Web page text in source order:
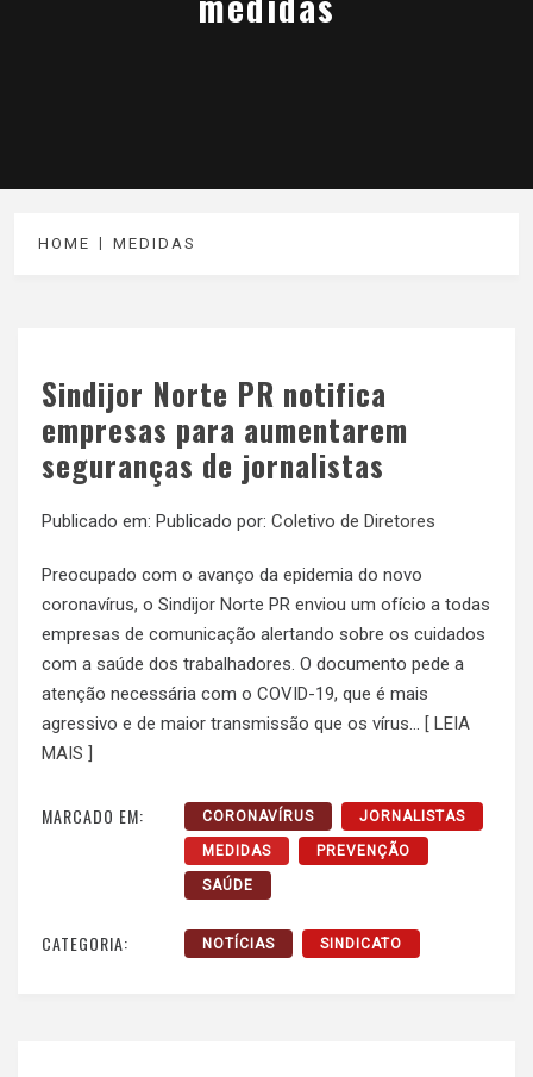
HOME MEDIDAS
Sindijor Norte PR notifica
empresas para aumentarem
seguranças de jornalistas
Publicado em: Publicado por: Coletivo de Diretores
Preocupado com o avanço da epidemia do novo
coronavírus, o Sindijor Norte PR enviou um ofício a todas
empresas de comunicação alertando sobre os cuidados
com a saúde dos trabalhadores. O documento pede a
atenção necessária com o COVID-19, que é mais
agressivo e de maior transmissão que os vírus… [ LEIA
MAIS ]
MARCADO EM: CORONAVÍRUS JORNALISTAS
MEDIDAS PREVENÇÃO
SAÚDE
CATEGORIA: NOTÍCIAS SINDICATO